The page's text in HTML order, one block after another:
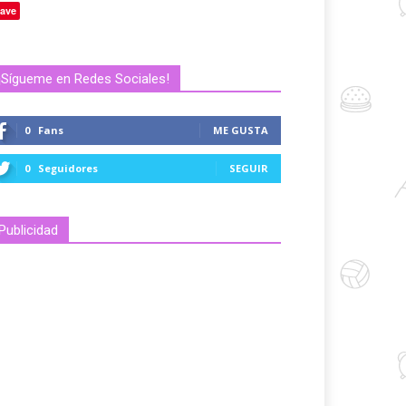
en Redes Sociales!
0 Fans ME GUSTA
0 Seguidores SEGUIR